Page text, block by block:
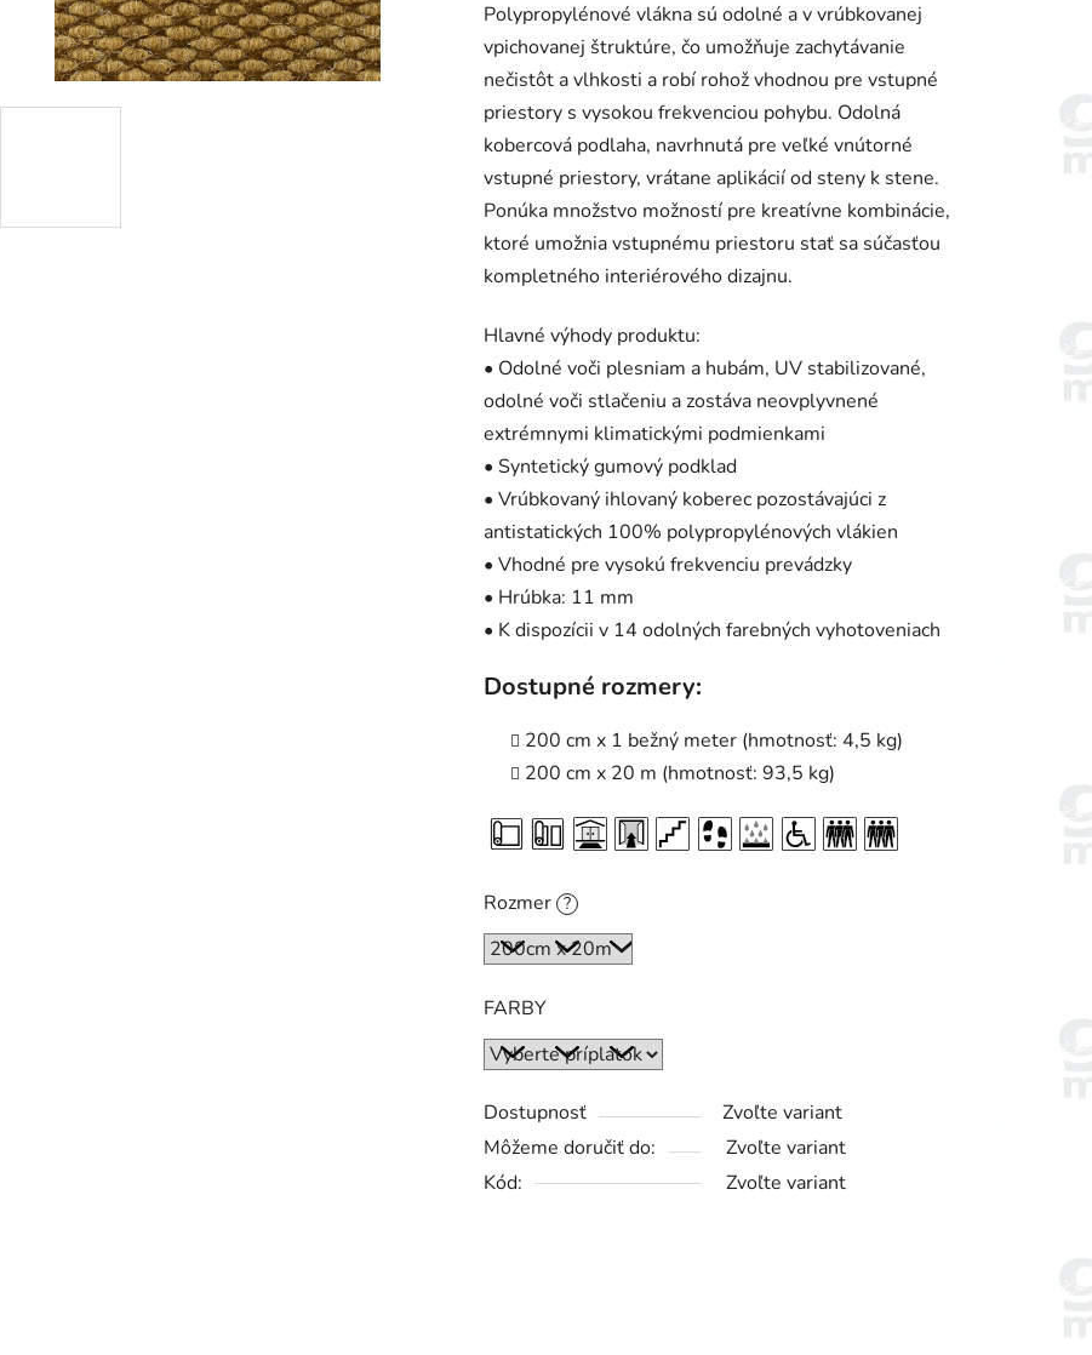
produktu
je
0,0
z
5
hviezdičiek.
Polypropylénové vlákna sú odolné a v vrúbkovanej
vpichovanej štruktúre, čo umožňuje zachytávanie
nečistôt a vlhkosti a robí rohož vhodnou pre vstupné
priestory s vysokou frekvenciou pohybu. Odolná
kobercová podlaha, navrhnutá pre veľké vnútorné
vstupné priestory, vrátane aplikácií od steny k stene.
Ponúka množstvo možností pre kreatívne kombinácie,
ktoré umožnia vstupnému priestoru stať sa súčasťou
kompletného interiérového dizajnu.
Hlavné výhody produktu:
• Odolné voči plesniam a hubám, UV stabilizované,
odolné voči stlačeniu a zostáva neovplyvnené
extrémnymi klimatickými podmienkami
• Syntetický gumový podklad
• Vrúbkovaný ihlovaný koberec pozostávajúci z
antistatických 100% polypropylénových vlákien
• Vhodné pre vysokú frekvenciu prevádzky
• Hrúbka: 11 mm
• K dispozícii v 14 odolných farebných vyhotoveniach
Dostupné rozmery:
200 cm x 1 bežný meter (hmotnosť: 4,5 kg)
200 cm x 20 m (hmotnosť: 93,5 kg)
Rozmer ?
FARBY
Dostupnosť
Zvoľte variant
Môžeme doručiť do:
Zvoľte variant
Kód:
Zvoľte variant